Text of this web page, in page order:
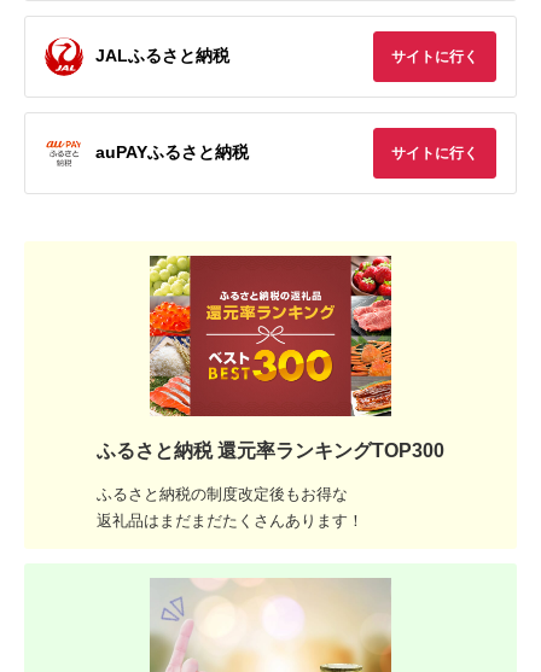
JALふるさと納税 サイトに行く
auPAYふるさと納税 サイトに行く
ふるさと納税 還元率ランキングTOP300
ふるさと納税の制度改定後もお得な
返礼品はまだまだたくさんあります！